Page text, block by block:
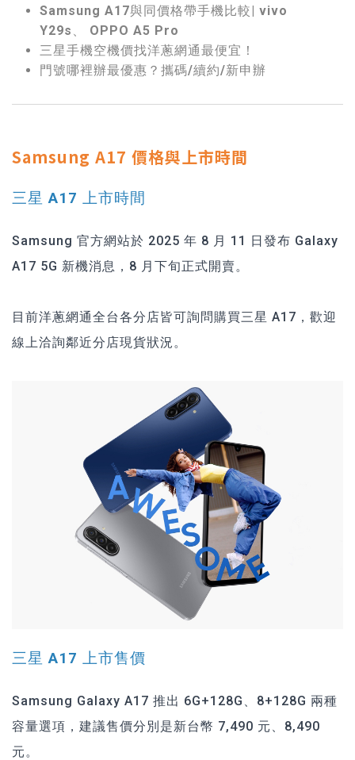
Samsung A17與同價格帶手機比較| vivo
Y29s、 OPPO A5 Pro
三星手機空機價找洋蔥網通最便宜！
門號哪裡辦最優惠？攜碼/續約/新申辦
Samsung A17 價格與上市時間
三星 A17 上市時間
Samsung 官方網站於 2025 年 8 月 11 日發布 Galaxy
A17 5G 新機消息，8 月下旬正式開賣。
目前洋蔥網通全台各分店皆可詢問購買三星 A17，歡迎
線上洽詢鄰近分店現貨狀況。
三星 A17 上市售價
Samsung Galaxy A17 推出 6G+128G、8+128G 兩種
容量選項，建議售價分別是新台幣 7,490 元、8,490
元。